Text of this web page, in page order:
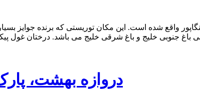
دروازه بهشت،